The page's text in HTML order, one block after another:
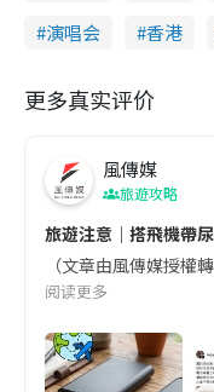
演唱会
香港
更多真实评价
風傳媒
旅遊攻略
旅遊注意｜搭飛機帶
（文章由風傳媒授
阅读更多